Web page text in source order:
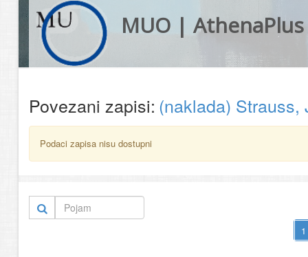
MUO | AthenaPlus
Povezani zapisi: (naklada)
Podaci zapisa nisu dostupni